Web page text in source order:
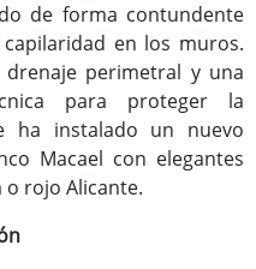
de forma contundente
en los muros.
perimetral y una
para proteger la
ha instalado un nuevo
Macael con elegantes
rojo Alicante.